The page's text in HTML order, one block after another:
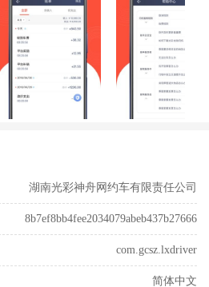
湖南光彩神舟网约车有限责任公司
8b7ef8bb4fee2034079abeb437b27666
com.gcsz.lxdriver
简体中文